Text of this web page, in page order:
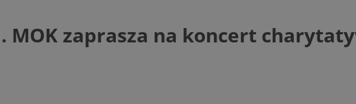
MOK zaprasza na koncert